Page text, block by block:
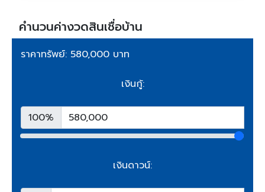
คำนวนค่างวดสินเชื่อบ้าน
ราคาทรัพย์: 580,000 บาท
เงินกู้:
100%
เงินดาวน์: